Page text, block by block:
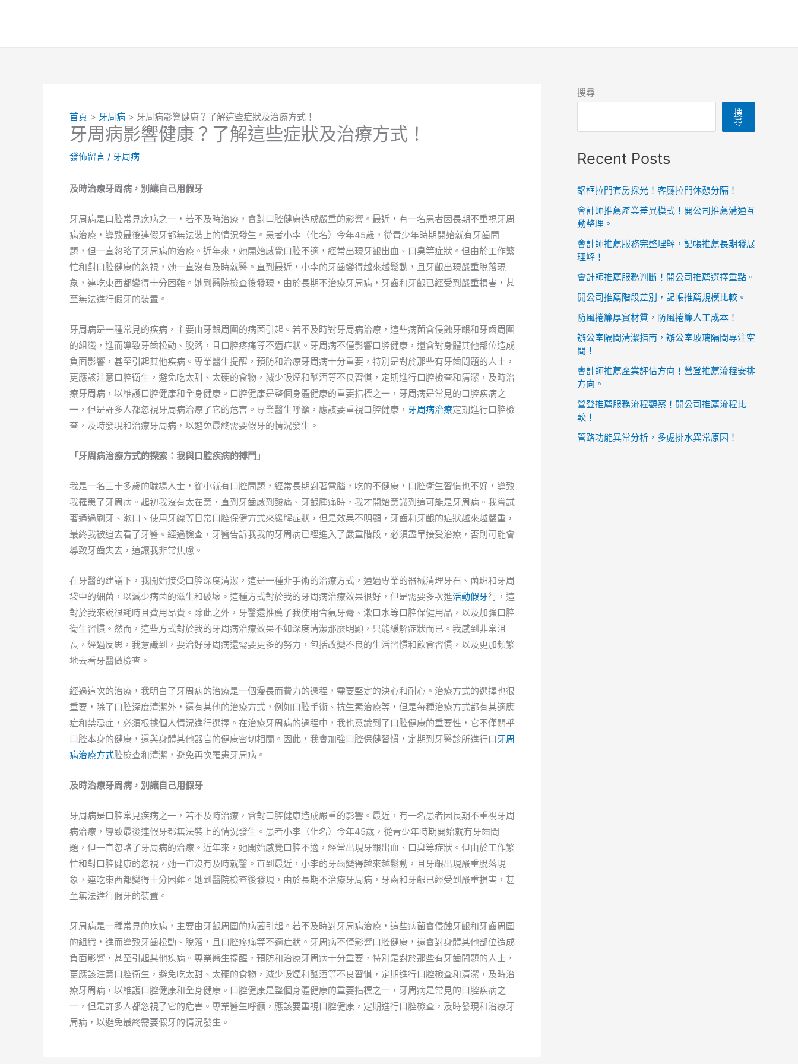
首頁 牙周病 牙周病影響健康？了解這些症狀及治療方式！
牙周病影響健康？了解這些症狀及治療方式！
發佈留言 / 牙周病
及時治療牙周病，別讓自己用假牙
牙周病是口腔常見疾病之一，若不及時治療，會對口腔健康造成嚴重的影響。最近，有一名患者因長期不重視牙周
病治療，導致最後連假牙都無法裝上的情況發生。患者小李（化名）今年45歲，從青少年時期開始就有牙齒問
題，但一直忽略了牙周病的治療。近年來，她開始感覺口腔不適，經常出現牙齦出血、口臭等症狀。但由於工作繁
忙和對口腔健康的忽視，她一直沒有及時就醫。直到最近，小李的牙齒變得越來越鬆動，且牙齦出現嚴重脫落現
象，連吃東西都變得十分困難。她到醫院檢查後發現，由於長期不治療牙周病，牙齒和牙齦已經受到嚴重損害，甚
至無法進行假牙的裝置。
牙周病是一種常見的疾病，主要由牙齦周圍的病菌引起。若不及時對牙周病治療，這些病菌會侵蝕牙齦和牙齒周圍
的組織，進而導致牙齒松動、脫落，且口腔疼痛等不適症狀。牙周病不僅影響口腔健康，還會對身體其他部位造成
負面影響，甚至引起其他疾病。專業醫生提醒，預防和治療牙周病十分重要，特別是對於那些有牙齒問題的人士，
更應該注意口腔衛生，避免吃太甜、太硬的食物，減少吸煙和酗酒等不良習慣，定期進行口腔檢查和清潔，及時治
療牙周病，以維護口腔健康和全身健康。口腔健康是整個身體健康的重要指標之一，牙周病是常見的口腔疾病之
一，但是許多人都忽視牙周病治療了它的危害。專業醫生呼籲，應該要重視口腔健康， 牙周病治療定期進行口腔檢
查，及時發現和治療牙周病，以避免最終需要假牙的情況發生。
「牙周病治療方式的探索：我與口腔疾病的搏鬥」
我是一名三十多歲的職場人士，從小就有口腔問題，經常長期對著電腦，吃的不健康，口腔衛生習慣也不好，導致
我罹患了牙周病。起初我沒有太在意，直到牙齒感到酸痛、牙齦腫痛時，我才開始意識到這可能是牙周病。我嘗試
著通過刷牙、漱口、使用牙線等日常口腔保健方式來緩解症狀，但是效果不明顯，牙齒和牙齦的症狀越來越嚴重，
最終我被迫去看了牙醫。經過檢查，牙醫告訴我我的牙周病已經進入了嚴重階段，必須盡早接受治療，否則可能會
導致牙齒失去，這讓我非常焦慮。
在牙醫的建議下，我開始接受口腔深度清潔，這是一種非手術的治療方式，通過專業的器械清理牙石、菌斑和牙周
袋中的細菌，以減少病菌的滋生和破壞。這種方式對於我的牙周病治療效果很好，但是需要多次進活動假牙行，這
對於我來說很耗時且費用昂貴。除此之外，牙醫還推薦了我使用含氟牙膏、漱口水等口腔保健用品，以及加強口腔
衛生習慣。然而，這些方式對於我的牙周病治療效果不如深度清潔那麼明顯，只能緩解症狀而已。我感到非常沮
喪，經過反思，我意識到，要治好牙周病還需要更多的努力，包括改變不良的生活習慣和飲食習慣，以及更加頻繁
地去看牙醫做檢查。
經過這次的治療，我明白了牙周病的治療是一個漫長而費力的過程，需要堅定的決心和耐心。治療方式的選擇也很
重要，除了口腔深度清潔外，還有其他的治療方式，例如口腔手術、抗生素治療等，但是每種治療方式都有其適應
症和禁忌症，必須根據個人情況進行選擇。在治療牙周病的過程中，我也意識到了口腔健康的重要性，它不僅關乎
口腔本身的健康，還與身體其他器官的健康密切相關。因此，我會加強口腔保健習慣，定期到牙醫診所進行口牙周
病治療方式腔檢查和清潔，避免再次罹患牙周病。
及時治療牙周病，別讓自己用假牙
牙周病是口腔常見疾病之一，若不及時治療，會對口腔健康造成嚴重的影響。最近，有一名患者因長期不重視牙周
病治療，導致最後連假牙都無法裝上的情況發生。患者小李（化名）今年45歲，從青少年時期開始就有牙齒問
題，但一直忽略了牙周病的治療。近年來，她開始感覺口腔不適，經常出現牙齦出血、口臭等症狀。但由於工作繁
忙和對口腔健康的忽視，她一直沒有及時就醫。直到最近，小李的牙齒變得越來越鬆動，且牙齦出現嚴重脫落現
象，連吃東西都變得十分困難。她到醫院檢查後發現，由於長期不治療牙周病，牙齒和牙齦已經受到嚴重損害，甚
至無法進行假牙的裝置。
牙周病是一種常見的疾病，主要由牙齦周圍的病菌引起。若不及時對牙周病治療，這些病菌會侵蝕牙齦和牙齒周圍
的組織，進而導致牙齒松動、脫落，且口腔疼痛等不適症狀。牙周病不僅影響口腔健康，還會對身體其他部位造成
負面影響，甚至引起其他疾病。專業醫生提醒，預防和治療牙周病十分重要，特別是對於那些有牙齒問題的人士，
更應該注意口腔衛生，避免吃太甜、太硬的食物，減少吸煙和酗酒等不良習慣，定期進行口腔檢查和清潔，及時治
療牙周病，以維護口腔健康和全身健康。口腔健康是整個身體健康的重要指標之一，牙周病是常見的口腔疾病之
一，但是許多人都忽視了它的危害。專業醫生呼籲，應該要重視口腔健康，定期進行口腔檢查，及時發現和治療牙
周病，以避免最終需要假牙的情況發生。
搜尋
搜
尋
Recent Posts
鋁框拉門套房採光！客廳拉門休憩分隔！
會計師推薦產業差異模式！開公司推薦溝通互
動整理。
會計師推薦服務完整理解，記帳推薦長期發展
理解！
會計師推薦服務判斷！開公司推薦選擇重點。
開公司推薦階段差別，記帳推薦規模比較。
防風捲簾厚實材質，防風捲簾人工成本！
辦公室隔間清潔指南，辦公室玻璃隔間專注空
間！
會計師推薦產業評估方向！營登推薦流程安排
方向。
營登推薦服務流程觀察！開公司推薦流程比
較！
管路功能異常分析，多處排水異常原因！